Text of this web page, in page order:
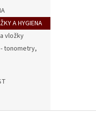
A HYGIENA
vložky
- tonometry,